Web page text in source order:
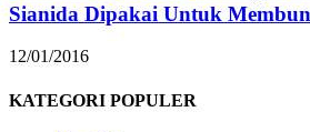
Sianida Dipakai Untuk
12/01/2016
KATEGORI POPULER